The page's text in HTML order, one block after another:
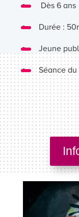
Dès 6 ans
Durée :
Jeune
Séance